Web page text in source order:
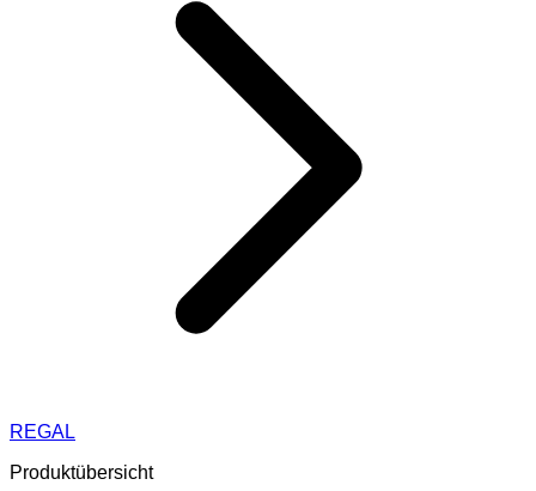
REGAL
Produktübersicht